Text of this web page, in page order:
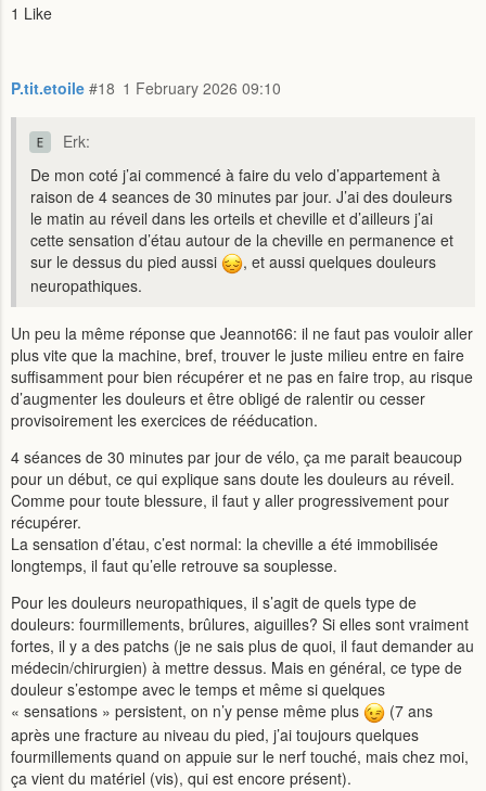
1 Like
P.tit.etoile 1 February 2026 09:10
#18
Erk:
De mon coté j’ai commencé à faire du velo d’appartement à
raison de 4 seances de 30 minutes par jour. J’ai des douleurs
le matin au réveil dans les orteils et cheville et d’ailleurs j’ai
cette sensation d’étau autour de la cheville en permanence et
sur le dessus du pied aussi
, et aussi quelques douleurs
neuropathiques.
Un peu la même réponse que Jeannot66: il ne faut pas vouloir aller
plus vite que la machine, bref, trouver le juste milieu entre en faire
suffisamment pour bien récupérer et ne pas en faire trop, au risque
d’augmenter les douleurs et être obligé de ralentir ou cesser
provisoirement les exercices de rééducation.
4 séances de 30 minutes par jour de vélo, ça me parait beaucoup
pour un début, ce qui explique sans doute les douleurs au réveil.
Comme pour toute blessure, il faut y aller progressivement pour
récupérer.
La sensation d’étau, c’est normal: la cheville a été immobilisée
longtemps, il faut qu’elle retrouve sa souplesse.
Pour les douleurs neuropathiques, il s’agit de quels type de
douleurs: fourmillements, brûlures, aiguilles? Si elles sont vraiment
fortes, il y a des patchs (je ne sais plus de quoi, il faut demander au
médecin/chirurgien) à mettre dessus. Mais en général, ce type de
douleur s’estompe avec le temps et même si quelques
« sensations » persistent, on n’y pense même plus
(7 ans
après une fracture au niveau du pied, j’ai toujours quelques
fourmillements quand on appuie sur le nerf touché, mais chez moi,
ça vient du matériel (vis), qui est encore présent).